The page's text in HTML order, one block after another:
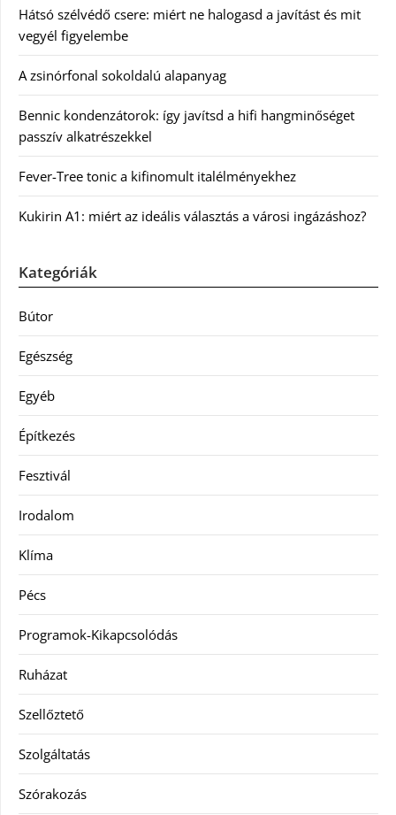
Hátsó szélvédő csere: miért ne halogasd a javítást és mit
vegyél figyelembe
A zsinórfonal sokoldalú alapanyag
Bennic kondenzátorok: így javítsd a hifi hangminőséget
passzív alkatrészekkel
Fever-Tree tonic a kifinomult italélményekhez
Kukirin A1: miért az ideális választás a városi ingázáshoz?
Kategóriák
Bútor
Egészség
Egyéb
Építkezés
Fesztivál
Irodalom
Klíma
Pécs
Programok-Kikapcsolódás
Ruházat
Szellőztető
Szolgáltatás
Szórakozás